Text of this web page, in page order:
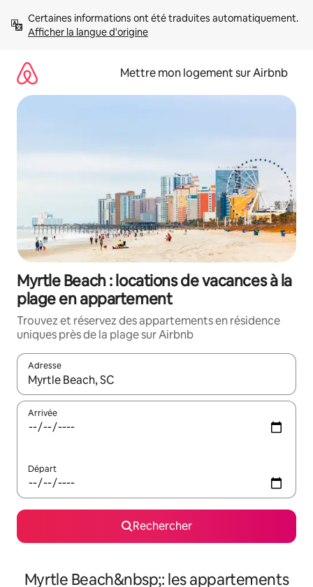
directement
Afficher la langue d'origine
Mettre mon logement sur Airbnb
Myrtle Beach : locations de vacances à la
plage en appartement
Trouvez et réservez des appartements en résidence
uniques près de la plage sur Airbnb
Adresse
Lorsque les résultats s'affichent, utilisez les flèches vers le
Arrivée
Départ
Rechercher
Myrtle Beach&nbsp;: les appartements